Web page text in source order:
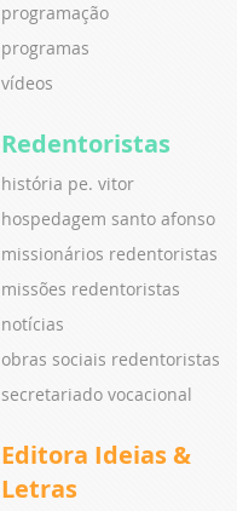
programação
programas
vídeos
Redentoristas
história pe. vitor
hospedagem santo afonso
missionários redentoristas
missões redentoristas
notícias
obras sociais redentoristas
secretariado vocacional
Editora Ideias &
Letras